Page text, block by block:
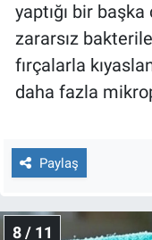
yaptığı bir
zararsız
fırçalarla
daha fazla
Paylaş
8 / 11